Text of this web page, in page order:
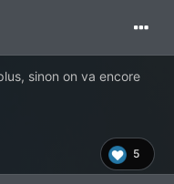
sinon on va encore
5